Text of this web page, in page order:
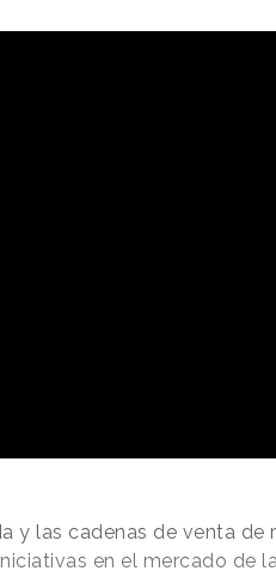
y las cadenas de venta de
en el mercado de